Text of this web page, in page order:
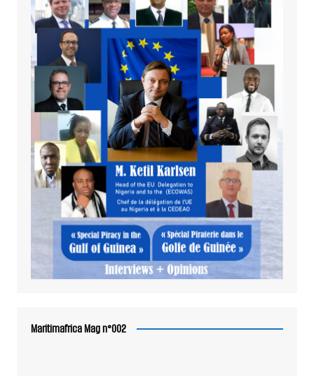
Maritimafrica Mag n°002